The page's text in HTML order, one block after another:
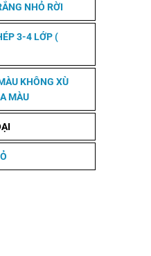
NHỎ RỜI
3-4 LỚP (
KHÔNG XÙ
MÀU